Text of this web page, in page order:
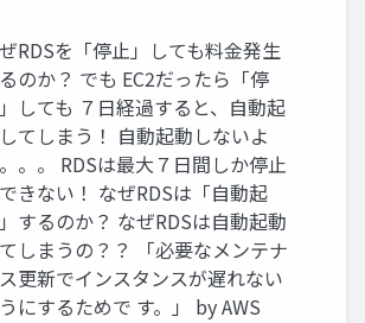
RDSを「停止」しても料金発生
のか？ でも EC2だったら「停
しても ７日経過すると、自動起
てしまう！ 自動起動しないよ
。。 RDSは最大７日間しか停止
きない！ なぜRDSは「自動起
するのか？ なぜRDSは自動起動
しまうの？？ 「必要なメンテナ
更新でインスタンスが遅れない
にするためで す。」 by AWS